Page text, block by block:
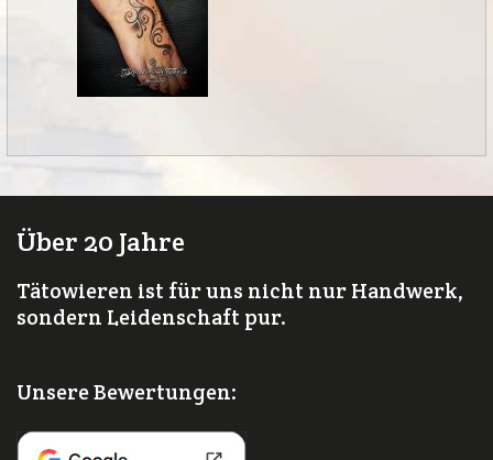
Über 20 Jahre
Tätowieren ist für uns nicht nur Handwerk,
sondern Leidenschaft pur.
Unsere Bewertungen: